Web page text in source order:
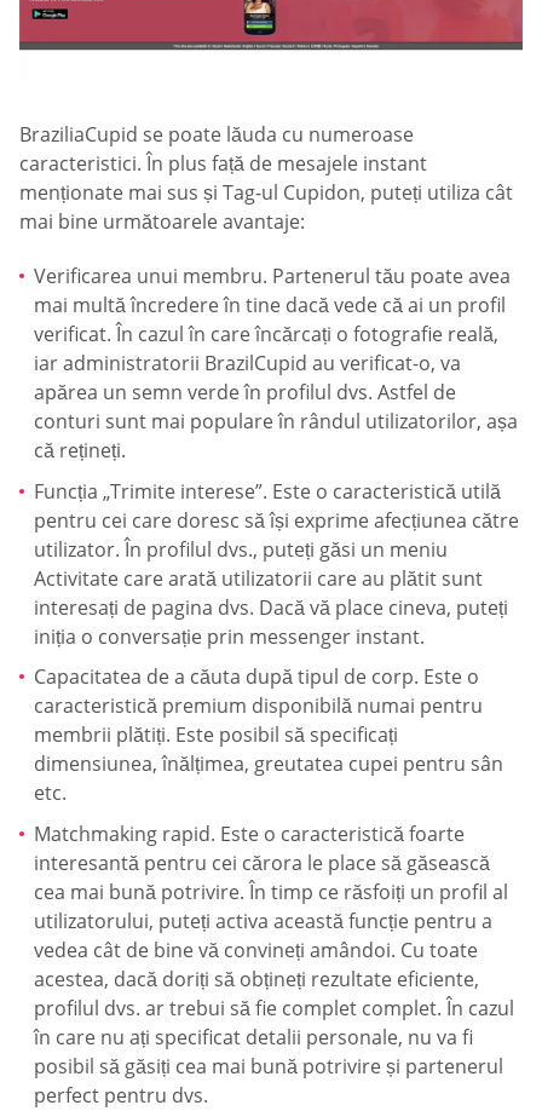
BraziliaCupid se poate lăuda cu numeroase
caracteristici. În plus față de mesajele instant
menționate mai sus și Tag-ul Cupidon, puteți utiliza cât
mai bine următoarele avantaje:
Verificarea unui membru. Partenerul tău poate avea
mai multă încredere în tine dacă vede că ai un profil
verificat. În cazul în care încărcați o fotografie reală,
iar administratorii BrazilCupid au verificat-o, va
apărea un semn verde în profilul dvs. Astfel de
conturi sunt mai populare în rândul utilizatorilor, așa
că rețineți.
Funcția „Trimite interese”. Este o caracteristică utilă
pentru cei care doresc să își exprime afecțiunea către
utilizator. În profilul dvs., puteți găsi un meniu
Activitate care arată utilizatorii care au plătit sunt
interesați de pagina dvs. Dacă vă place cineva, puteți
iniția o conversație prin messenger instant.
Capacitatea de a căuta după tipul de corp. Este o
caracteristică premium disponibilă numai pentru
membrii plătiți. Este posibil să specificați
dimensiunea, înălțimea, greutatea cupei pentru sân
etc.
Matchmaking rapid. Este o caracteristică foarte
interesantă pentru cei cărora le place să găsească
cea mai bună potrivire. În timp ce răsfoiți un profil al
utilizatorului, puteți activa această funcție pentru a
vedea cât de bine vă convineți amândoi. Cu toate
acestea, dacă doriți să obțineți rezultate eficiente,
profilul dvs. ar trebui să fie complet complet. În cazul
în care nu ați specificat detalii personale, nu va fi
posibil să găsiți cea mai bună potrivire și partenerul
perfect pentru dvs.